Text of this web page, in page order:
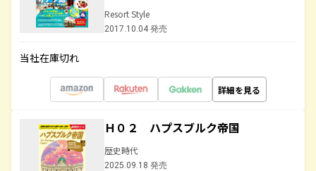
Resort Style
2017.10.04 発売
当社在庫切れ
詳細を見る
Ｈ０２ ハプスブルク帝国
歴史時代
2025.09.18 発売